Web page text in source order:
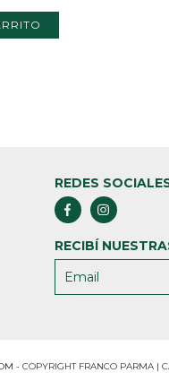
REDES
RECIBÍ
COPYRIGHT FRANCO PARMA |